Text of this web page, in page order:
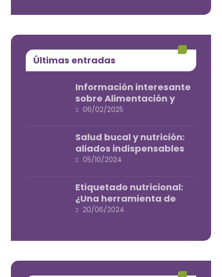
Últimas entradas
Información interesante
sobre Alimentación y
dietas
06/02/2025
Salud bucal y nutrición:
aliados indispensables
para tu bienestar
05/10/2024
Etiquetado nutricional:
¿Una herramienta de
salud o de marketing?
20/06/2024